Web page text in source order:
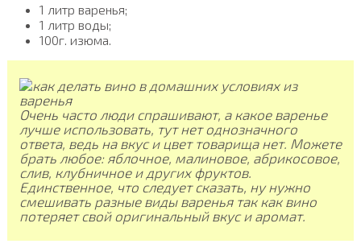
1 литр варенья;
1 литр воды;
100г. изюма.
Очень часто люди спрашивают, а какое варенье
лучше использовать, тут нет однозначного
ответа, ведь на вкус и цвет товарища нет. Можете
брать любое: яблочное, малиновое, абрикосовое,
слив, клубничное и других фруктов.
Единственное, что следует сказать, ну нужно
смешивать разные виды варенья так как вино
потеряет свой оригинальный вкус и аромат.